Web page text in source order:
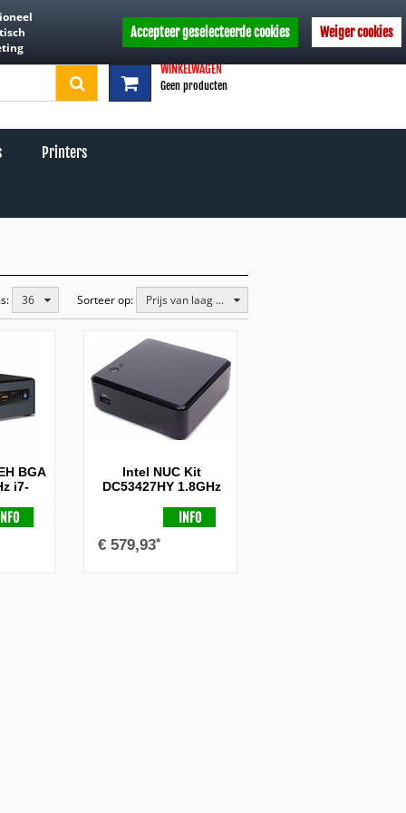
in3-gespreid-betalen windows11-update Service
WINKELWAGEN
Geen producten
Printers
Sorteer op: Prijs van laag ...
36
BGA
i7-
Intel NUC Kit
DC53427HY 1.8GHz
Express BGA1023
UCFF Zwart
€ 579,93*
INFO
Accepteer geselecteerde cookies Weiger cookies